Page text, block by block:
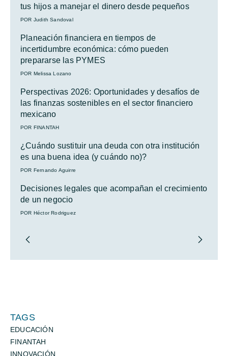
tus hijos a manejar el dinero desde pequeños
POR Judith Sandoval
Planeación financiera en tiempos de
incertidumbre económica: cómo pueden
prepararse las PYMES
POR Melissa Lozano
Perspectivas 2026: Oportunidades y desafíos de
las finanzas sostenibles en el sector financiero
mexicano
POR FINANTAH
¿Cuándo sustituir una deuda con otra institución
es una buena idea (y cuándo no)?
POR Fernando Aguirre
Decisiones legales que acompañan el crecimiento
de un negocio
POR Héctor Rodriguez
TAGS
EDUCACIÓN
FINANTAH
INNOVACIÓN